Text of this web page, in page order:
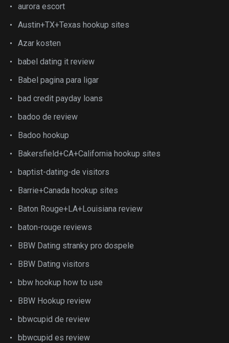
aurora escort
Austin+TX+Texas hookup sites
Azar kosten
babel dating it review
Babel pagina para ligar
bad credit payday loans
badoo de review
Badoo hookup
Bakersfield+CA+California hookup sites
baptist-dating-de visitors
Barrie+Canada hookup sites
Baton Rouge+LA+Louisiana review
baton-rouge reviews
BBW Dating stranky pro dospele
BBW Dating visitors
bbw hookup how to use
BBW Hookup review
bbwcupid de review
bbwcupid es review